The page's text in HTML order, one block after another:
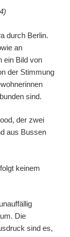
durch Berlin.
an
ein Bild von
der Stimmung
sind.
der zwei
aus Bussen
keinem
Die
sind es,